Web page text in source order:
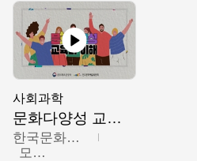
사회과학
문화다양성 교육의 이해
한국문화예술교육진흥원
모경환,성상환,정문성